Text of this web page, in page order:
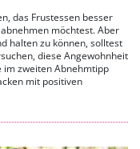
das Frustessen besser
möchtest. Aber
halten zu können, solltest
diese Angewohnheit
im zweiten Abnehmtipp
mit positiven